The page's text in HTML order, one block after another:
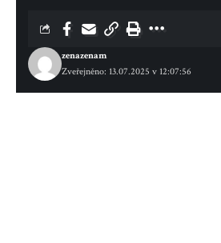
Zveřejněno: 13.07.2025 v 12:07:56
zenazenam